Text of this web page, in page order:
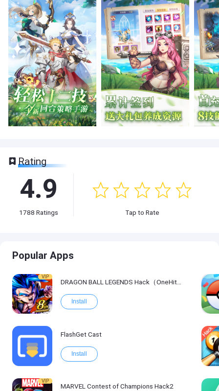
Rating
4.9
1788 Ratings Tap to Rate
Popular Apps
VIP
DRAGON BALL LEGENDS Hack（OneHitKill）
Install
FlashGet Cast
Install
VIP
MARVEL Contest of Champions Hack2